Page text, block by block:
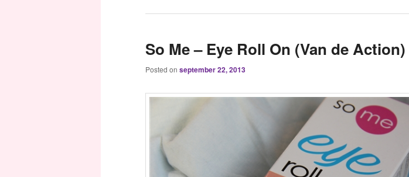
So Me – Eye Roll On (Van de Action)
Posted on september 22, 2013